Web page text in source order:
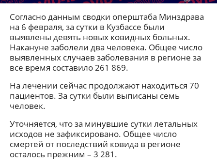
Согласно данным сводки оперштаба Минздрава
на 6 февраля, за сутки в Кузбассе были
выявлены девять новых ковидных больных.
Накануне заболели два человека. Общее число
выявленных случаев заболевания в регионе за
все время составило 261 869.
На лечении сейчас продолжают находиться 70
пациентов. За сутки были выписаны семь
человек.
Уточняется, что за минувшие сутки летальных
исходов не зафиксировано. Общее число
смертей от последствий ковида в регионе
осталось прежним – 3 281.